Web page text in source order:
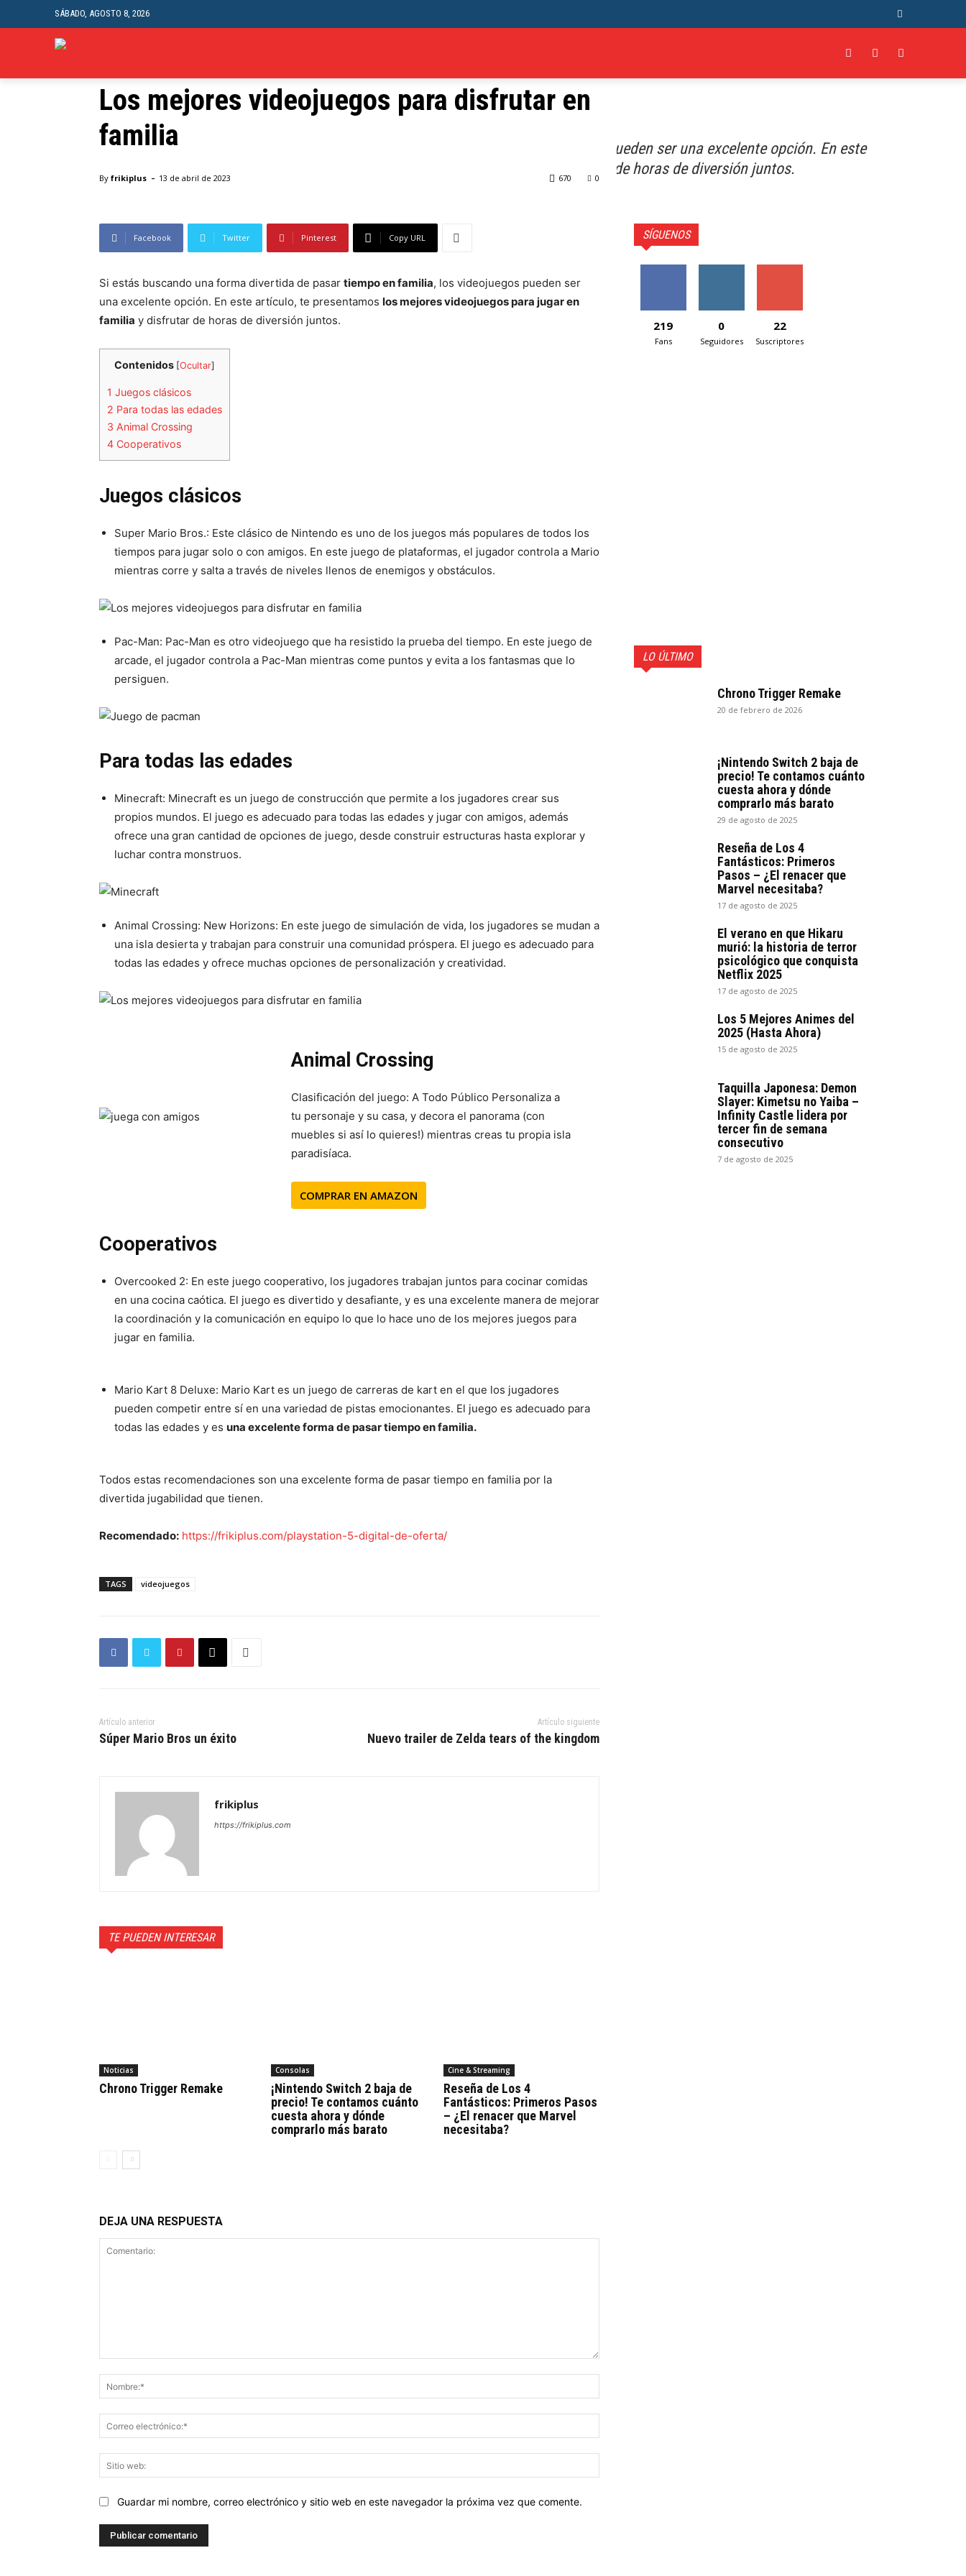
SÁBADO, AGOSTO 8, 2026
Los mejores videojuegos para disfrutar en familia
Estás buscando una forma divertida de pasar tiempo en familia, los videojuegos pueden ser una excelente opción. En este
artículo, te presentamos los mejores videojuegos para jugar en familia y disfrutar de horas de diversión juntos.
Los mejores videojuegos para disfrutar en
familia
By frikiplus - 13 de abril de 2023 0
670
Facebook Twitter Pinterest Copy URL
Si estás buscando una forma divertida de pasar tiempo en familia, los videojuegos pueden ser
una excelente opción. En este artículo, te presentamos los mejores videojuegos para jugar en
familia y disfrutar de horas de diversión juntos.
Contenidos [Ocultar]
1 Juegos clásicos
2 Para todas las edades
3 Animal Crossing
4 Cooperativos
Juegos clásicos
Super Mario Bros.: Este clásico de Nintendo es uno de los juegos más populares de todos los
tiempos para jugar solo o con amigos. En este juego de plataformas, el jugador controla a Mario
mientras corre y salta a través de niveles llenos de enemigos y obstáculos.
Pac-Man: Pac-Man es otro videojuego que ha resistido la prueba del tiempo. En este juego de
arcade, el jugador controla a Pac-Man mientras come puntos y evita a los fantasmas que lo
persiguen.
Para todas las edades
Minecraft: Minecraft es un juego de construcción que permite a los jugadores crear sus
propios mundos. El juego es adecuado para todas las edades y jugar con amigos, además
ofrece una gran cantidad de opciones de juego, desde construir estructuras hasta explorar y
luchar contra monstruos.
Animal Crossing: New Horizons: En este juego de simulación de vida, los jugadores se mudan a
una isla desierta y trabajan para construir una comunidad próspera. El juego es adecuado para
todas las edades y ofrece muchas opciones de personalización y creatividad.
Animal Crossing
Clasificación del juego: A Todo Público Personaliza a
tu personaje y su casa, y decora el panorama (con
muebles si así lo quieres!) mientras creas tu propia isla
paradisíaca.
COMPRAR EN AMAZON
Cooperativos
Overcooked 2: En este juego cooperativo, los jugadores trabajan juntos para cocinar comidas
en una cocina caótica. El juego es divertido y desafiante, y es una excelente manera de mejorar
la coordinación y la comunicación en equipo lo que lo hace uno de los mejores juegos para
jugar en familia.
Mario Kart 8 Deluxe: Mario Kart es un juego de carreras de kart en el que los jugadores
pueden competir entre sí en una variedad de pistas emocionantes. El juego es adecuado para
todas las edades y es una excelente forma de pasar tiempo en familia.
Todos estas recomendaciones son una excelente forma de pasar tiempo en familia por la
divertida jugabilidad que tienen.
Recomendado: https://frikiplus.com/playstation-5-digital-de-oferta/
TAGS videojuegos
Artículo anterior
Súper Mario Bros un éxito
Artículo siguiente
Nuevo trailer de Zelda tears of the kingdom
frikiplus
https://frikiplus.com
TE PUEDEN INTERESAR
Noticias
Chrono Trigger Remake
Consolas
¡Nintendo Switch 2 baja de
precio! Te contamos cuánto
cuesta ahora y dónde
comprarlo más barato
Cine & Streaming
Reseña de Los 4
Fantásticos: Primeros Pasos
– ¿El renacer que Marvel
necesitaba?
DEJA UNA RESPUESTA
electrónico:*
web:
Guardar mi nombre, correo electrónico y sitio web en este navegador la próxima vez que comente.
SÍGUENOS
219
Fans
0
Seguidores
22
Suscriptores
LO ÚLTIMO
Chrono Trigger Remake
20 de febrero de 2026
¡Nintendo Switch 2 baja de
precio! Te contamos cuánto
cuesta ahora y dónde
comprarlo más barato
29 de agosto de 2025
Reseña de Los 4
Fantásticos: Primeros
Pasos – ¿El renacer que
Marvel necesitaba?
17 de agosto de 2025
El verano en que Hikaru
murió: la historia de terror
psicológico que conquista
Netflix 2025
17 de agosto de 2025
Los 5 Mejores Animes del
2025 (Hasta Ahora)
15 de agosto de 2025
Taquilla Japonesa: Demon
Slayer: Kimetsu no Yaiba –
Infinity Castle lidera por
tercer fin de semana
consecutivo
7 de agosto de 2025